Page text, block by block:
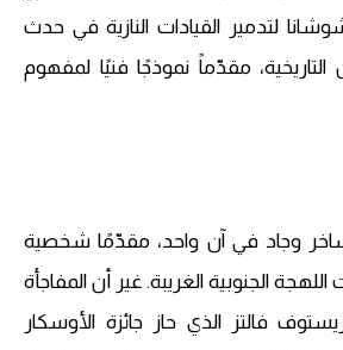
لتدمير القيادات النازية في حدث
التاريخية، مقدّماً نموذجًا فنيًا لمفهوم
ساخر وجاد في آن واحد، مقدّمًا شخصية
اللهجة الجنوبية الغريبة. غير أن المفاجأة
فالتز الذي حاز جائزة الأوسكار